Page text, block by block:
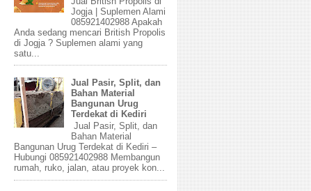
Jogja | Suplemen Alami
085921402988 Apakah
Anda sedang mencari British Propolis
di Jogja ? Suplemen alami yang
satu...
Jual Pasir, Split, dan
Bahan Material
Bangunan Urug
Terdekat di Kediri
Jual Pasir, Split, dan
Bahan Material
Bangunan Urug Terdekat di Kediri –
Hubungi 085921402988 Membangun
rumah, ruko, jalan, atau proyek kon...